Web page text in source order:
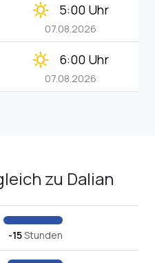
clear_day 5:00 Uhr
07.08.2026
clear_day 6:00 Uhr
07.08.2026
zu Dalian
-15Stunden